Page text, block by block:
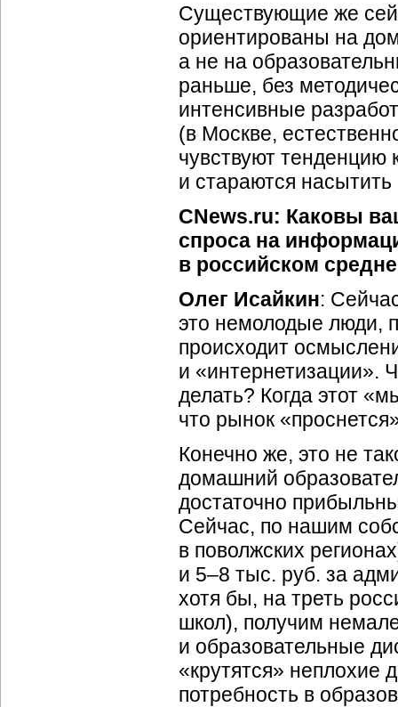
Существующие же
ориентированы на
а не на
раньше, без
интенсивные
(в Москве,
чувствуют тенденцию
и стараются
CNews.ru: Каковы
спроса на
в российском
Олег Исайкин:
это немолодые люди,
происходит
и «интернетизации».
делать? Когда этот
что рынок
Конечно же, это не
домашний
достаточно
Сейчас, по нашим
в поволжских
и 5–8 тыс. руб. за
хотя бы, на треть
школ), получим
и образовательные
«крутятся» неплохие
потребность в